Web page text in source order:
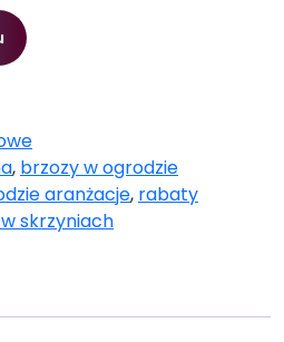
, brzozy w ogrodzie
aranżacje, rabaty
skrzyniach